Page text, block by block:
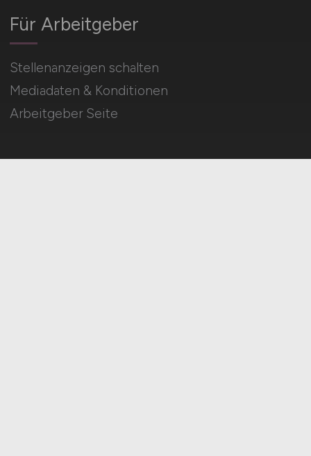
Für Arbeitgeber
Stellenanzeigen schalten
Mediadaten & Konditionen
Arbeitgeber Seite